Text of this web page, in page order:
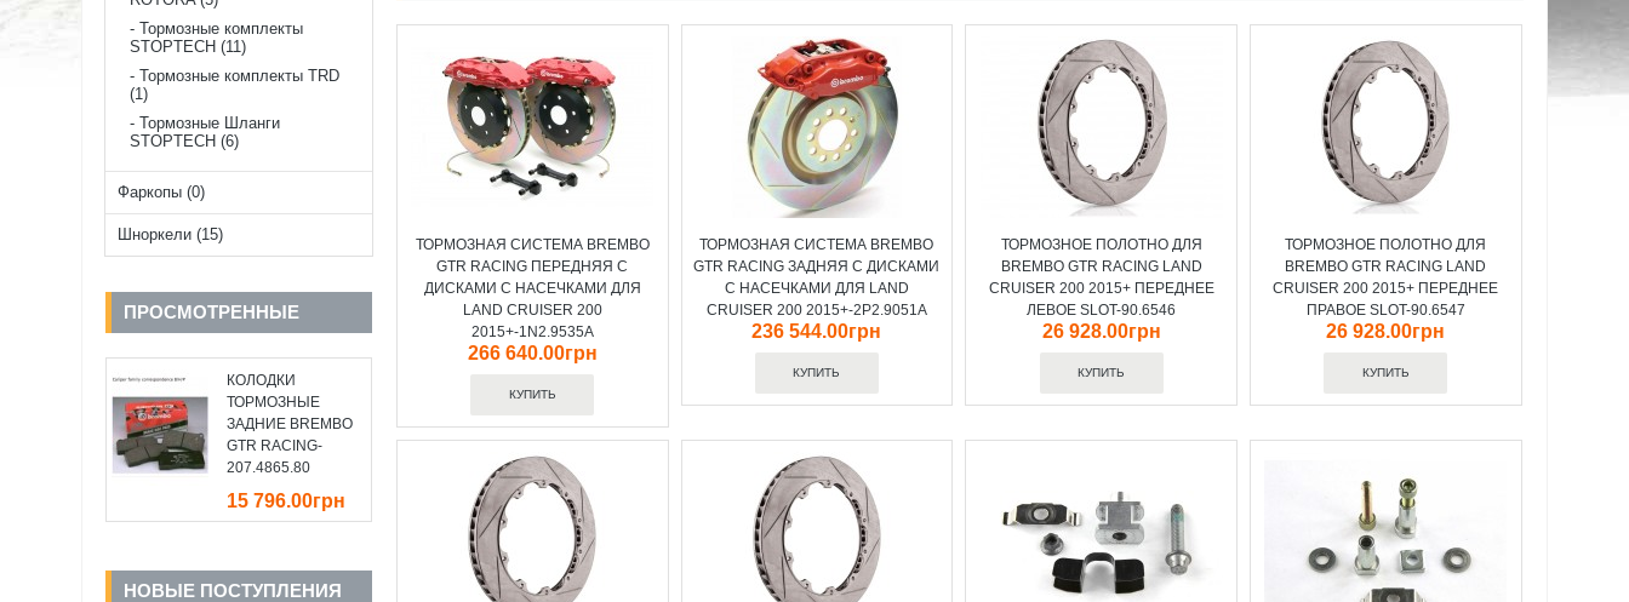
Тормозные комплекты
STOPTECH (11)
Тормозные комплекты TRD
(1)
Тормозные Шланги
STOPTECH (6)
Фаркопы (0)
Шноркели (15)
ПРОСМОТРЕННЫЕ
КОЛОДКИ
ТОРМОЗНЫЕ
ЗАДНИЕ BREMBO
GTR RACING-
207.4865.80
15 796.00грн
НОВЫЕ ПОСТУПЛЕНИЯ
ТОРМОЗНАЯ СИСТЕМА BREMBO
GTR RACING ПЕРЕДНЯЯ С
ДИСКАМИ С НАСЕЧКАМИ ДЛЯ
LAND CRUISER 200
2015+-1N2.9535A
266 640.00грн
ТОРМОЗНАЯ СИСТЕМА BREMBO
GTR RACING ЗАДНЯЯ С ДИСКАМИ
С НАСЕЧКАМИ ДЛЯ LAND
CRUISER 200 2015+-2P2.9051A
236 544.00грн
ТОРМОЗНОЕ ПОЛОТНО ДЛЯ
BREMBO GTR RACING LAND
CRUISER 200 2015+ ПЕРЕДНЕЕ
ЛЕВОЕ SLOT-90.6546
26 928.00грн
ТОРМОЗНОЕ ПОЛОТНО ДЛЯ
BREMBO GTR RACING LAND
CRUISER 200 2015+ ПЕРЕДНЕЕ
ПРАВОЕ SLOT-90.6547
26 928.00грн